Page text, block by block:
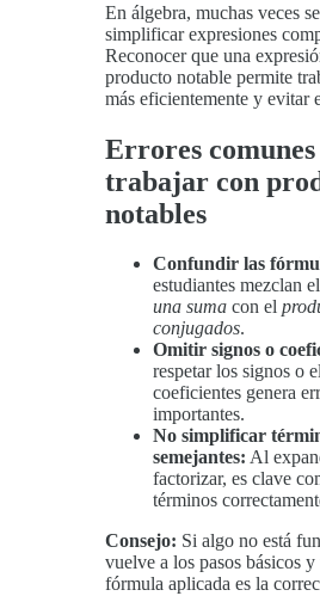
En álgebra, muchas veces
simplificar expresiones
Reconocer que una
producto notable permite
más eficientemente y evitar
Errores comunes
trabajar con
notables
Confundir las
estudiantes mezclan el
una suma con el
conjugados.
Omitir signos o
respetar los signos o
coeficientes genera
importantes.
No simplificar
semejantes: Al
factorizar, es clave
términos
Consejo: Si algo no está
vuelve a los pasos básicos
fórmula aplicada es la